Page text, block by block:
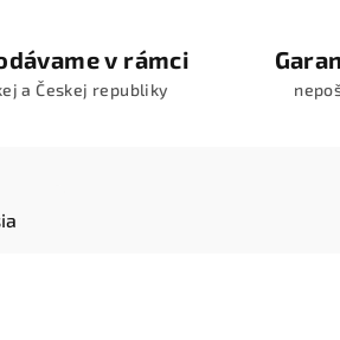
v rámci
a Českej republiky